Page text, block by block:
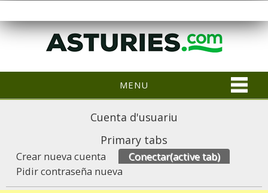
MENU
Cuenta d'usuariu
Primary tabs
Crear nueva cuenta Conectar(active tab)
Pidir contraseña nueva